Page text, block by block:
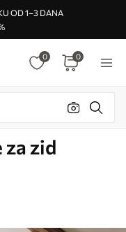
OD 1–3 DANA
0 0
zid